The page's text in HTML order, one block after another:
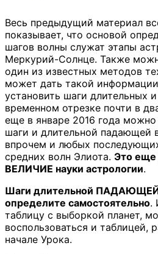
Весь предыдущий материал
показывает, что основой
шагов волны служат этапы
Меркурий-Солнце. Также
один из известных методов
может дать такой
установить шаги длительных
временном отрезке почти в
еще в январе 2016 года
шаги и длительной падающей
впрочем и любых
средних волн Элиота. Это еще
ВЕЛИЧИЕ науки астрологии.
Шаги длительной
определите самостоятельно.
таблицу с выборкой планет,
воспользоваться и таблицей,
начале Урока.